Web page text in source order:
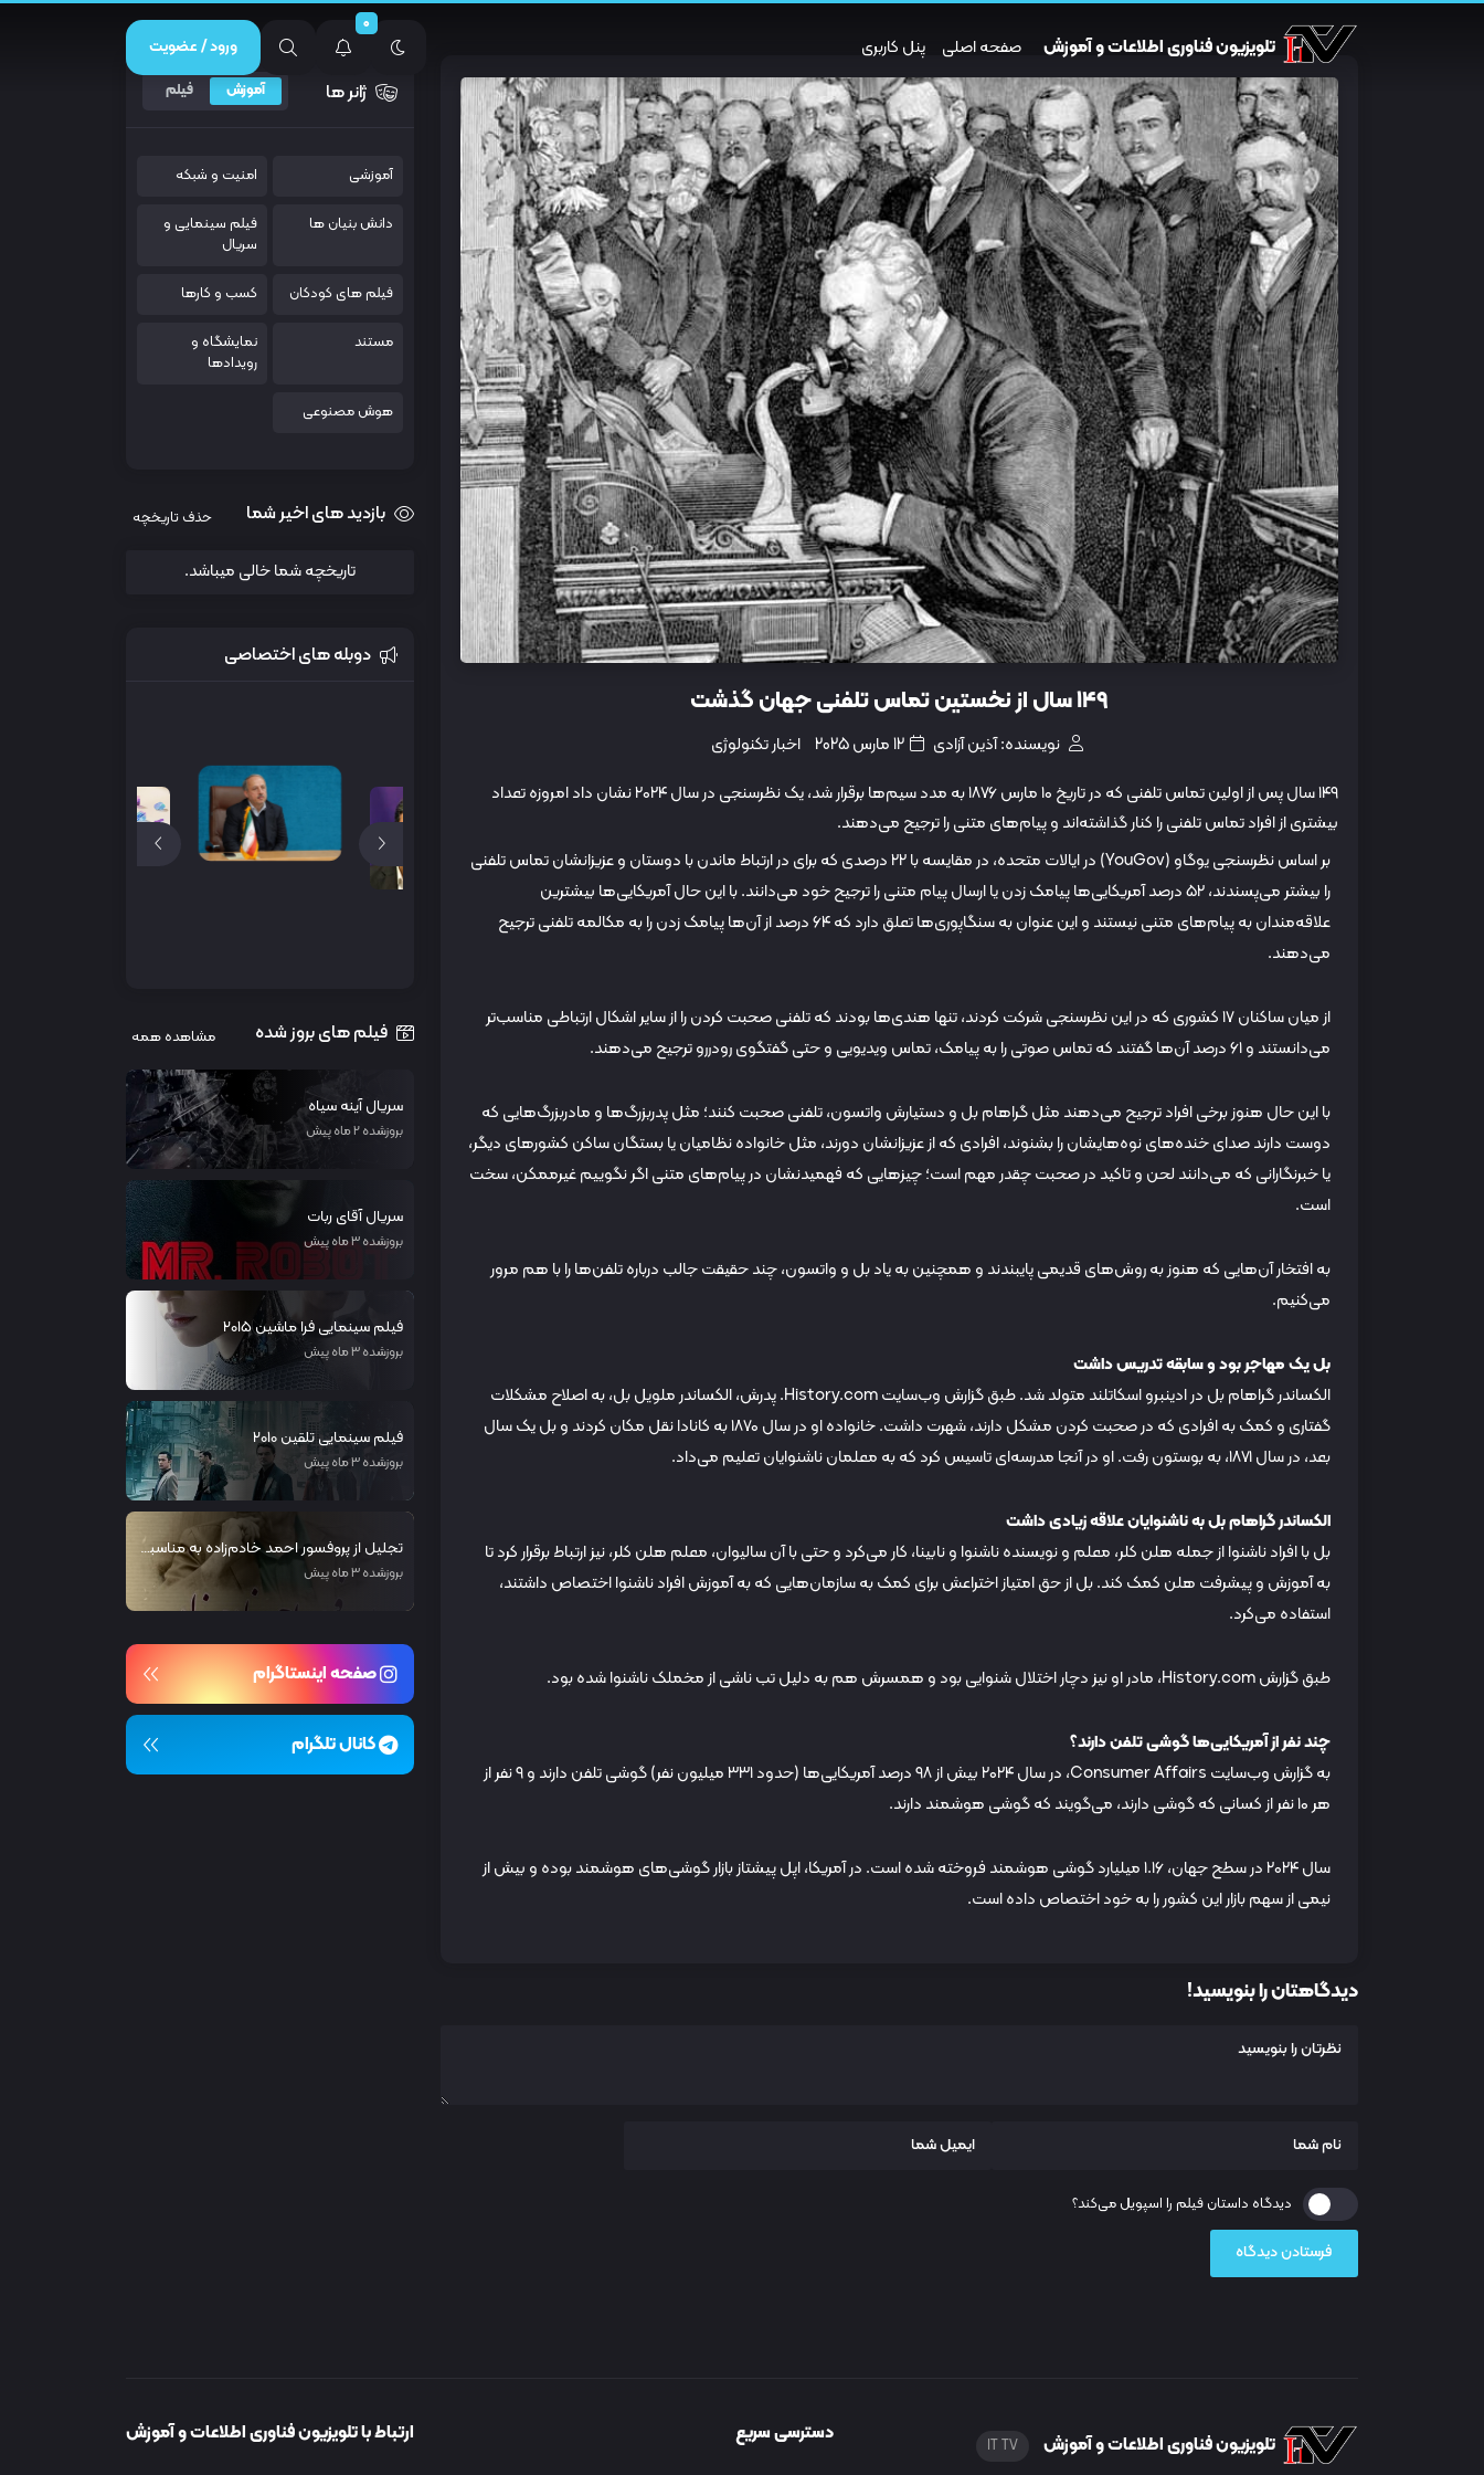
تلویزیون فناوری اطلاعات و آموزش صفحه اصلی پنل کاربری
0
ورود / عضویت
۱۴۹ سال از نخستین تماس تلفنی جهان گذشت
نویسنده: آذین آزادی 12 مارس 2025
اخبار تکنولوژی
۱۴۹ سال پس از اولین تماس تلفنی که در تاریخ ۱۰ مارس ۱۸۷۶ به مدد سیم‌ها برقرار شد، یک نظرسنجی‌‌‌ در سال ۲۰۲۴ نشان داد امروزه تعداد
بیشتری از افراد تماس‌ تلفنی را کنار گذاشته‌اند و پیام‌های متنی را ترجیح می‌دهند.
بر اساس نظرسنجی یوگاو (YouGov) در ایالات متحده، در مقایسه با ۲۲ درصدی که برای در ارتباط ماندن با دوستان و عزیزانشان تماس تلفنی
را بیشتر می‌پسندند، ۵۲ درصد آمریکایی‌ها پیامک زدن یا ارسال پیام متنی را ترجیح خود می‌دانند. با این حال آمریکایی‌ها بیشترین
علاقه‌مندان به پیام‌‌های متنی نیستند و این عنوان به سنگاپوری‌ها تعلق دارد که ۶۴ درصد از آن‌ها پیامک زدن را به مکالمه تلفنی ترجیح
می‌دهند.
از میان ساکنان ۱۷ کشوری که در این نظرسنجی شرکت کردند، تنها هندی‌ها بودند که تلفنی صحبت‌ کردن را از سایر اشکال ارتباطی مناسب‌تر
می‌دانستند و ۶۱ درصد آن‌ها گفتند که تماس صوتی را به پیامک، تماس ویدیویی و حتی گفتگوی رودررو ترجیح می‌دهند.
با این حال هنوز برخی افراد ترجیح می‌دهند مثل گراهام بل و دستیارش واتسون، تلفنی صحبت کنند؛ مثل پدربزرگ‌ها و مادربزرگ‌هایی که
دوست دارند صدای خنده‌های نوه‌هایشان را بشنوند، افرادی که از عزیزانشان دورند، مثل خانواده‌ نظامیان یا بستگان ساکن کشورهای دیگر،
یا خبرنگارانی که می‌دانند لحن و تاکید در صحبت چقدر مهم است؛ چیزهایی که فهمیدنشان در پیام‌های متنی اگر نگوییم غیرممکن، سخت
است.
به افتخار آن‌هایی که هنوز به روش‌های قدیمی پایبندند و همچنین به یاد بل و واتسون، چند حقیقت جالب درباره تلفن‌ها را با هم مرور
می‌کنیم.
بل یک مهاجر بود و سابقه تدریس داشت
الکساندر گراهام بل در ادینبرو اسکاتلند متولد شد. طبق گزارش وب‌سایت History.com. پدرش، الکساندر ملویل بل، به اصلاح مشکلات
گفتاری و کمک به افرادی که در صحبت کردن مشکل دارند، شهرت داشت. خانواده او در سال ۱۸۷۰ به کانادا نقل مکان کردند و بل یک سال
بعد، در سال ۱۸۷۱، به بوستون رفت. او در آنجا مدرسه‌ای تاسیس کرد که به معلمان ناشنوایان تعلیم می‌داد.
الکساندر گراهام بل به ناشنوایان علاقه زیادی داشت
بل با افراد ناشنوا از جمله هلن کلر، معلم و نویسنده ناشنوا و نابینا، کار می‌کرد و حتی با آن سالیوان، معلم هلن کلر، نیز ارتباط برقرار کرد تا
به آموزش و پیشرفت هلن کمک کند. بل از حق امتیاز اختراعش برای کمک به سازمان‌هایی که به آموزش افراد ناشنوا اختصاص داشتند،
استفاده می‌کرد.
طبق گزارش History.com، مادر او نیز دچار اختلال شنوایی بود و همسرش هم به دلیل تب ناشی از مخملک ناشنوا شده بود.
چند نفر از آمریکایی‌ها گوشی تلفن دارند؟
به گزارش وب‌سایت Consumer Affairs، در سال ۲۰۲۴ بیش از ۹۸ درصد آمریکایی‌ها (حدود ۳۳۱ میلیون نفر) گوشی تلفن دارند و ۹ نفر از
هر ۱۰ نفر از کسانی که گوشی دارند، می‌گویند که گوشی هوشمند دارند.
سال ۲۰۲۴ در سطح جهان، ۱.۱۶ میلیارد گوشی هوشمند فروخته شده است. در آمریکا، اپل پیشتاز بازار گوشی‌های هوشمند بوده و بیش از
نیمی از سهم بازار این کشور را به خود اختصاص داده است.
دیدگاهتان را بنویسید!
دیدگاه داستان فیلم را اسپویل می‌کند؟
ژانر ها آموزش فیلم
آموزشی امنیت و شبکه
دانش بنیان ها
فیلم سینمایی و
سریال
فیلم های کودکان کسب و کارها
مستند
نمایشگاه و
رویدادها
هوش مصنوعی
بازدید های اخیر شما حذف تاریخچه
تاریخچه شما خالی میباشد.
دوبله های اختصاصی
فیلم های بروز شده مشاهده همه
سریال آینه سیاه
بروزشده 2 ماه پیش
سریال آقای ربات
بروزشده 3 ماه پیش
فیلم سینمایی فرا ماشین 2015
بروزشده 3 ماه پیش
فیلم سینمایی تلقین 2010
بروزشده 3 ماه پیش
تجلیل از پروفسور احمد خادم‌زاده به مناسبت روز جهانی ارتباطات
بروزشده 3 ماه پیش
صفحه اینستاگرام
کانال تلگرام
تلویزیون فناوری اطلاعات و آموزش IT TV
دسترسی سریع ارتباط با تلویزیون فناوری اطلاعات و آموزش